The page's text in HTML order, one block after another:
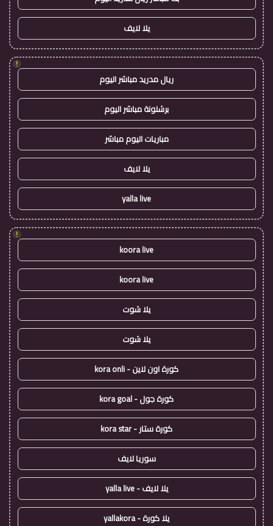
يلا لايف
!
ريال مدريد مباشر اليوم
برشلونة مباشر اليوم
مباريات اليوم مباشر
يلا لايف
yalla live
!
koora live
koora live
يلا شوت
يلا شوت
كورة اون لاين - kora onli
كورة جول - kora goal
كورة ستار - kora star
سوريا لايف
يلا لايف - yalla live
يلا كورة - yallakora